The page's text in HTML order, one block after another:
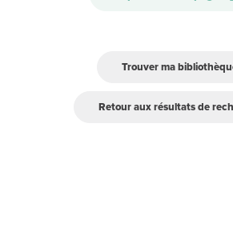
Trouver ma
Retour aux résultats de